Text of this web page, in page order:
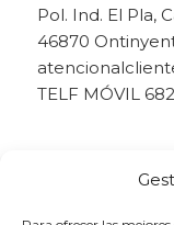
Pol. Ind. El Pla,
46870
TELF MÓVIL